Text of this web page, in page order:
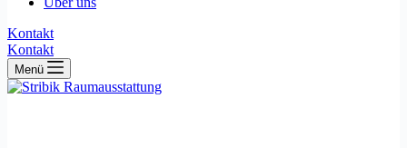
Kontakt
Kontakt
Menü